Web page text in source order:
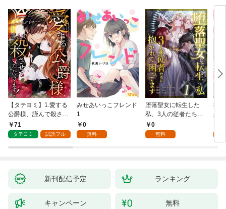
【タテヨミ】1.愛する
公爵様、謹んで殺させ
ていただきます！
71
タテヨミ 試読フル
みせあいっこフレンド
1
0
無料
堕落聖女に転生した
私、3人の従者たちに
抱かれて困ってます 第
1話
0
無料
授
身
新刊配信予定 ランキング
キャンペーン 無料